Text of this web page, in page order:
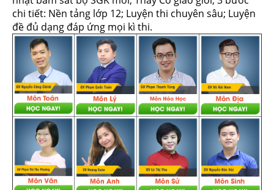
chi tiết: Nền tảng lớp 12; Luyện thi chuyên sâu; Luyện
đề đủ dạng đáp ứng mọi kì thi.